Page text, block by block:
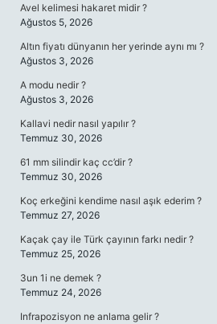
Avel kelimesi hakaret midir ?
Ağustos 5, 2026
Altın fiyatı dünyanın her yerinde aynı mı ?
Ağustos 3, 2026
A modu nedir ?
Ağustos 3, 2026
Kallavi nedir nasıl yapılır ?
Temmuz 30, 2026
61 mm silindir kaç cc’dir ?
Temmuz 30, 2026
Koç erkeğini kendime nasıl aşık ederim ?
Temmuz 27, 2026
Kaçak çay ile Türk çayının farkı nedir ?
Temmuz 25, 2026
3un 1i ne demek ?
Temmuz 24, 2026
Infrapozisyon ne anlama gelir ?